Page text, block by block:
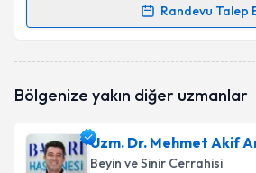
Randevu Talep
Randevu Takvimi Talebi
oluşturun. Size bu uzmandan
E-posta Adresiniz
Bölgenize yakın diğer uzmanlar
Uzm. Dr. Mehmet Akif
Beyin ve Sinir Cerrahisi